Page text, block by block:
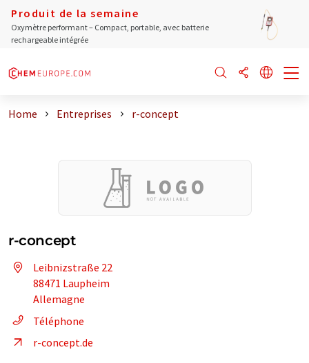
Produit de la semaine
Oxymètre performant – Compact, portable, avec batterie
rechargeable intégrée
Home Entreprises r-concept
r-concept
Leibnizstraße 22
88471 Laupheim
Allemagne
Téléphone
r-concept.de